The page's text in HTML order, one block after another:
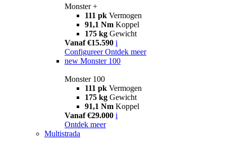
Monster +
111 pk Vermogen
91,1 Nm Koppel
175 kg Gewicht
Vanaf €15.590 i
Configureer Ontdek meer
new Monster 100
Monster 100
111 pk Vermogen
175 kg Gewicht
91,1 Nm Koppel
Vanaf €29.000 i
Ontdek meer
Multistrada